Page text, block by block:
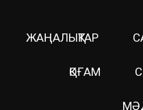
ЖАҢАЛЫҚТАР
ҚОҒАМ